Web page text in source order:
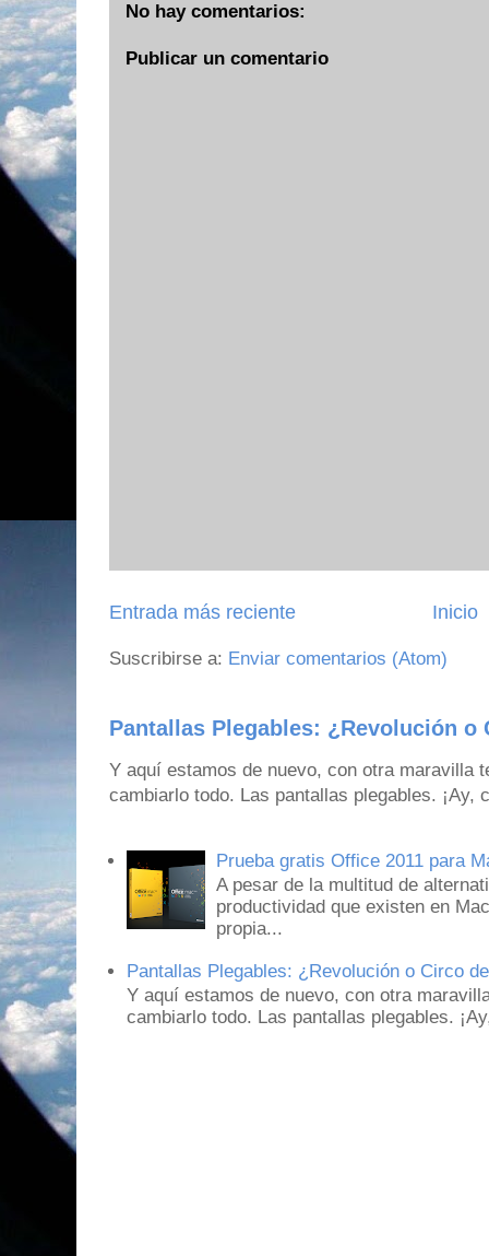
No hay comentarios:
Publicar un comentario
Entrada más reciente Inicio
Suscribirse a: Enviar comentarios (Atom)
Pantallas Plegables: ¿Revolución o
Y aquí estamos de nuevo, con otra maravilla
cambiarlo todo. Las pantallas plegables. ¡Ay,
Prueba gratis Office 2011 para
A pesar de la multitud de
productividad que existen en
propia...
Pantallas Plegables: ¿Revolución o Circo
Y aquí estamos de nuevo, con otra
cambiarlo todo. Las pantallas plegables.